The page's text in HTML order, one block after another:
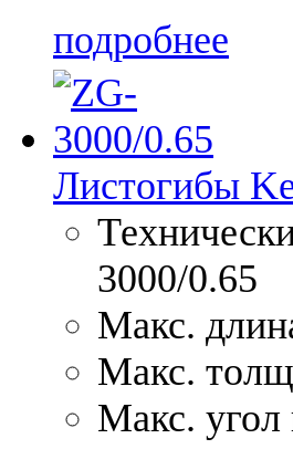
подробнее
Листогибы
3000/0.65
Макс.
Макс.
Макс. угол